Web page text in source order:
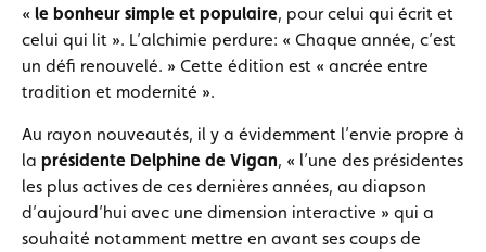
« le bonheur simple et populaire, pour celui qui écrit et
celui qui lit ». L’alchimie perdure: « Chaque année, c’est
un défi renouvelé. » Cette édition est « ancrée entre
tradition et modernité ».
Au rayon nouveautés, il y a évidemment l’envie propre à
la présidente Delphine de Vigan, « l’une des présidentes
les plus actives de ces dernières années, au diapson
d’aujourd’hui avec une dimension interactive » qui a
souhaité notamment mettre en avant ses coups de